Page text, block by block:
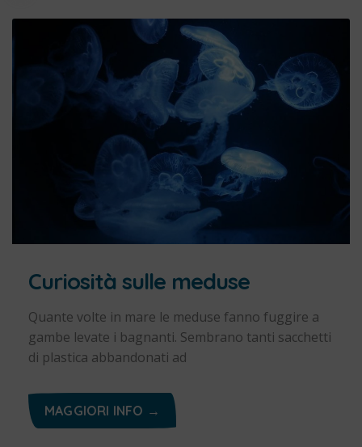
Curiosità sulle meduse
Quante volte in mare le meduse fanno fuggire a
gambe levate i bagnanti. Sembrano tanti sacchetti
di plastica abbandonati ad
MAGGIORI INFO →